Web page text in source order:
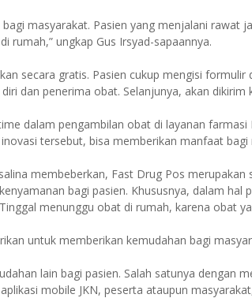
masyarakat. Pasien yang menjalani rawat
rumah,” ungkap Gus Irsyad-sapaannya.
secara gratis. Pasien cukup mengisi
dan penerima obat. Selanjunya, akan dikirim
dalam pengambilan obat di layanan farmasi
tersebut, bisa memberikan manfaat bagi
membeberkan, Fast Drug Pos merupakan
bagi pasien. Khususnya, dalam hal
menunggu obat di rumah, karena obat
untuk memberikan kemudahan bagi
lain bagi pasien. Salah satunya dengan
mobile JKN, peserta ataupun